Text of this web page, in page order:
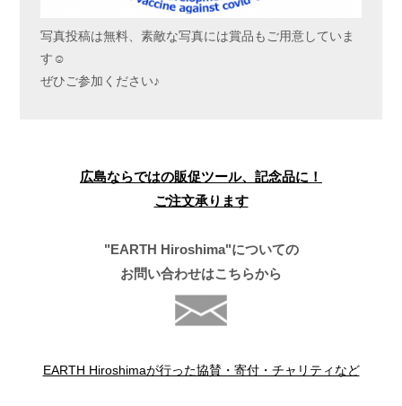
写真投稿は無料、素敵な写真には賞品もご用意していま
す☺
ぜひご参加ください♪
広島ならではの販促ツール、記念品に！
ご注文承ります
"EARTH Hiroshima"についての
お問い合わせはこちらから
EARTH Hiroshimaが行った協賛・寄付・チャリティなど